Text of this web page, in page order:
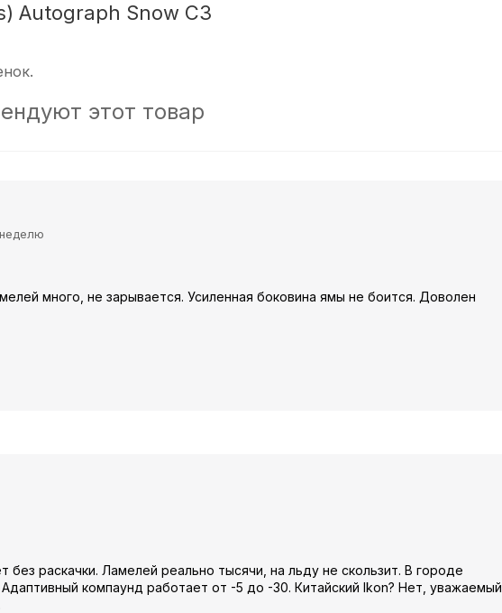
Autograph Snow C3
этот товар
много, не зарывается. Усиленная боковина ямы не боится. Доволен
без раскачки. Ламелей реально тысячи, на льду не скользит. В городе
компаунд работает от -5 до -30. Китайский Ikon? Нет, уважаемый